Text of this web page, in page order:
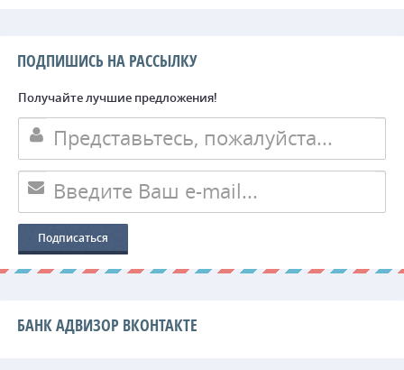
ПОДПИШИСЬ НА РАССЫЛКУ
Получайте лучшие предложения!
БАНК АДВИЗОР ВКОНТАКТЕ